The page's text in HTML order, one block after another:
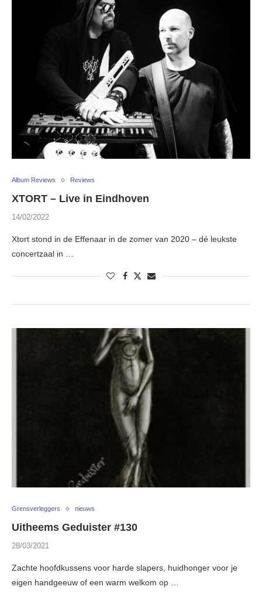
Album Reviews Reviews
XTORT – Live in Eindhoven
14/02/2022
Xtort stond in de Effenaar in de zomer van 2020 – dé leukste
concertzaal in …
Grensverleggers nieuws
Uitheems Geduister #130
28/03/2021
Zachte hoofdkussens voor harde slapers, huidhonger voor je
eigen handgeeuw of een warm welkom op …